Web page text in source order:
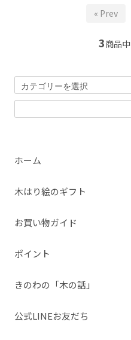
« Prev
3商品中
ホーム
木はり絵のギフト
お買い物ガイド
ポイント
きのわの「木の話」
公式LINEお友だち